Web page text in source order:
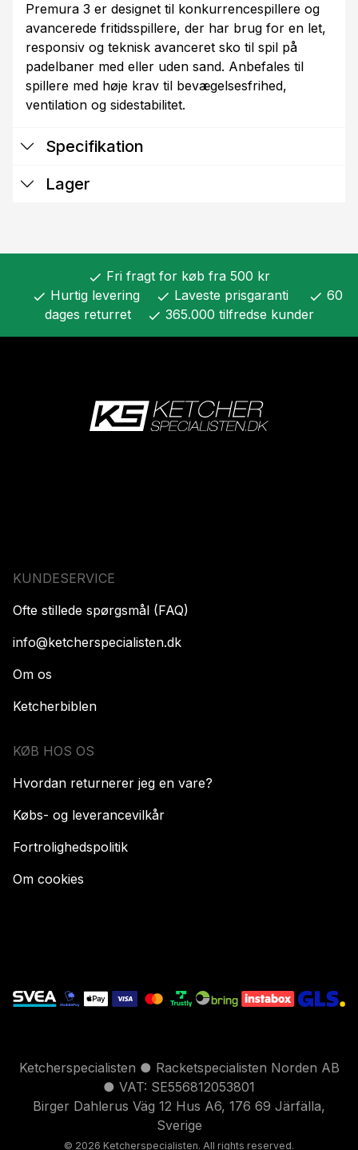
Premura 3 er designet til konkurrencespillere og
avancerede fritidsspillere, der har brug for en let,
responsiv og teknisk avanceret sko til spil på
padelbaner med eller uden sand. Anbefales til
spillere med høje krav til bevægelsesfrihed,
ventilation og sidestabilitet.
Specifikation
Lager
check Fri fragt for køb fra 500 kr
check Hurtig levering check Laveste prisgaranti check 60
dages returret
check 365.000 tilfredse kunder
KUNDESERVICE
Ofte stillede spørgsmål (FAQ)
info@ketcherspecialisten.dk
Om os
Ketcherbiblen
KØB HOS OS
Hvordan returnerer jeg en vare?
Købs- og leverancevilkår
Fortrolighedspolitik
Om cookies
Ketcherspecialisten ● Racketspecialisten Norden AB
● VAT: SE556812053801
Birger Dahlerus Väg 12 Hus A6, 176 69 Järfälla,
Sverige
© 2026 Ketcherspecialisten. All rights reserved.